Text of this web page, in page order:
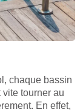
chaque bassin
tourner au
En effet,